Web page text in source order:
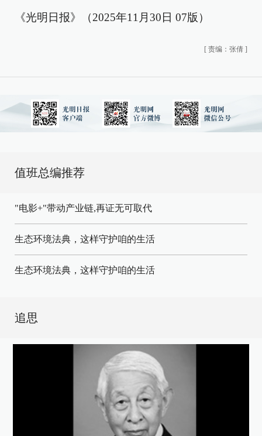
《光明日报》（2025年11月30日 07版）
[ 责编：张倩 ]
值班总编推荐
"电影+"带动产业链,再证无可取代
生态环境法典，这样守护咱的生活
生态环境法典，这样守护咱的生活
追思